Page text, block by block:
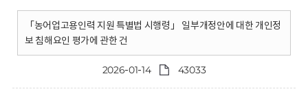
「농어업고용인력 지원 특별법 시행령」 일부개정안에 대한 개인정
보 침해요인 평가에 관한 건
2026-01-14 43033